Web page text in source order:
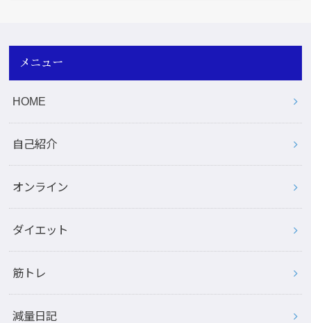
メニュー
HOME
自己紹介
オンライン
ダイエット
筋トレ
減量日記